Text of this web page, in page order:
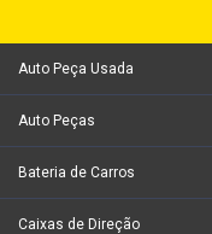
Auto Peça Usada
Auto Peças
Bateria de Carros
Caixas de Direção